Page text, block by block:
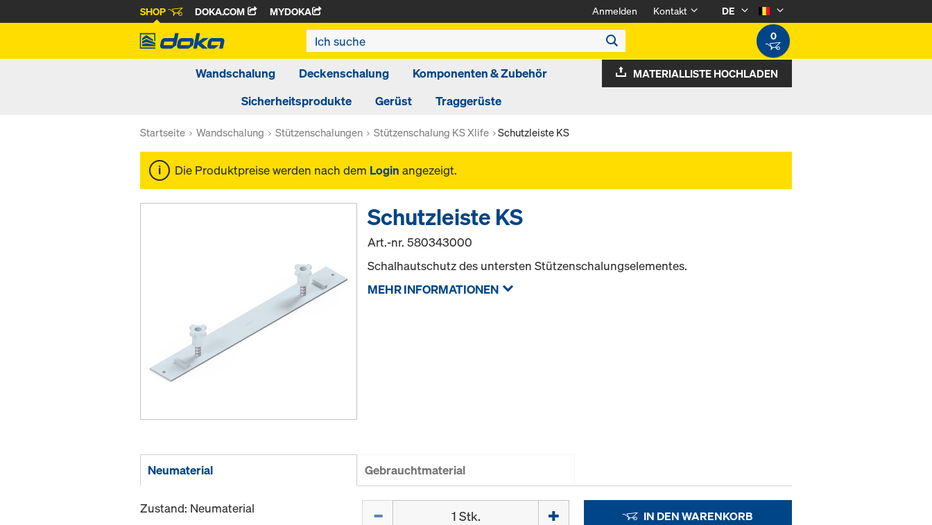
SHOP DOKA.COM MYDOKA Anmelden Kontakt
DE
0
Wandschalung Deckenschalung
Komponenten & Zubehör
Sicherheitsprodukte
Gerüst Traggerüste
MATERIALLISTE HOCHLADEN
Startseite Wandschalung Stützenschalungen Stützenschalung KS Xlife Schutzleiste KS
Die Produktpreise werden nach dem Login angezeigt.
Schutzleiste KS
Art.-nr.580343000
Schalhautschutz des untersten Stützenschalungselementes.
MEHR INFORMATIONEN
Neumaterial Gebrauchtmaterial
Zustand: Neumaterial IN DEN WARENKORB